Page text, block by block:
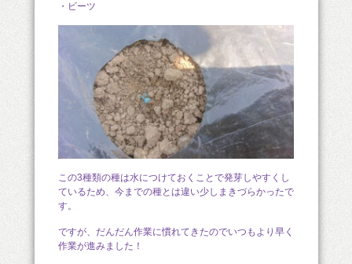
・ビーツ
この3種類の種は水につけておくことで発芽しやすくし
ているため、今までの種とは違い少しまきづらかったで
す。
ですが、だんだん作業に慣れてきたのでいつもより早く
作業が進みました！